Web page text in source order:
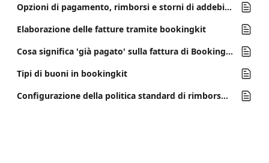
Opzioni di pagamento, rimborsi e storni di addebito
Elaborazione delle fatture tramite bookingkit
Cosa significa 'già pagato' sulla fattura di BookingKit?
Tipi di buoni in bookingkit
Configurazione della politica standard di rimborso completo entro 14 giorni